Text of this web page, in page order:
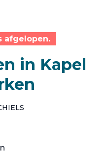
afgelopen.
in Kapel